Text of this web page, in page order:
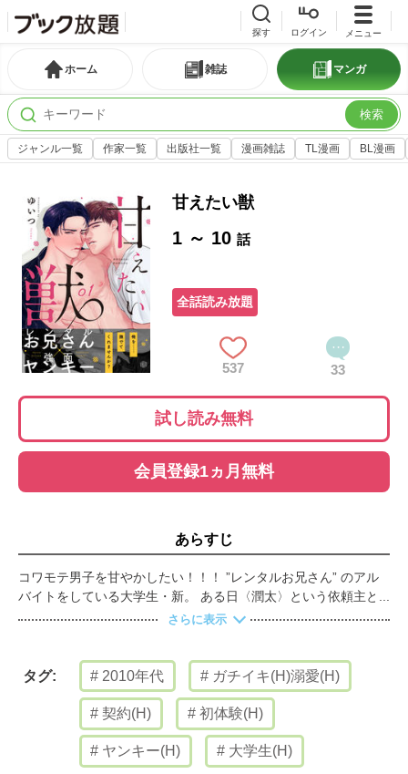
探す ログイン メニュー
ホーム 雑誌 マンガ
検索
ジャンル一覧 作家一覧 出版社一覧 漫画雑誌 TL漫画 BL漫画
甘えたい獣
1 ～ 10話
全話読み放題
537 33
試し読み無料
会員登録1ヵ月無料
あらすじ
コワモテ男子を甘やかしたい！！！ ”レンタルお兄さん” のアル
バイトをしている大学生・新。 ある日〈潤太〉という依頼主と
待ち合わせをすると、なんとやって来たのは超イカツイヤンキ
がなんだか可愛く見えて…。どうした俺！ムラムラしてきちまっ
た!!? ※この作品は「Tulle vol.6」に収録されています。重複購
入にご注意ください。
さらに表示
タグ: 2010年代 ガチイキ(H)溺愛(H)
契約(H) 初体験(H)
ヤンキー(H) 大学生(H)